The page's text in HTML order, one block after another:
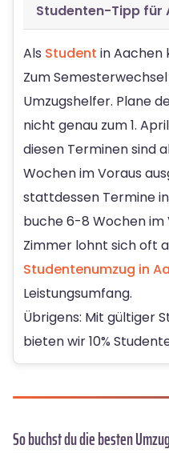
Studenten-Tipp für
Als Student in Aachen
Zum
Umzugshelfer. Plane
nicht genau zum 1.
diesen Terminen sind
Wochen im Voraus
stattdessen Termine
buche 6-8 Wochen im
Zimmer lohnt sich oft
Studentenumzug in
Leistungsumfang.
Übrigens: Mit gültiger
bieten wir 10%
So buchst du die besten